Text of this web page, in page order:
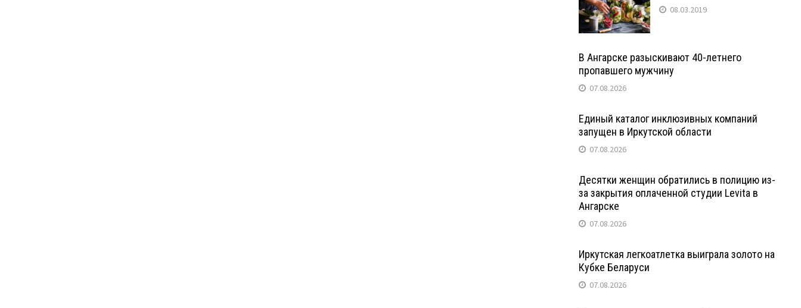
08.03.2019
В Ангарске разыскивают 40-летнего
пропавшего мужчину
07.08.2026
Единый каталог инклюзивных компаний
запущен в Иркутской области
07.08.2026
Десятки женщин обратились в полицию из-
за закрытия оплаченной студии Levita в
Ангарске
07.08.2026
Иркутская легкоатлетка выиграла золото на
Кубке Беларуси
07.08.2026